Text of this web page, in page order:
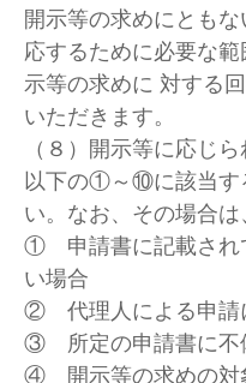
開示等の求めにとも
応するために必要な
示等の求めに 対する
いただきます。
（８）開示等に応じ
以下の①～⑩に該当す
い。なお、その場合
① 申請書に記載され
い場合
② 代理人による申請
③ 所定の申請書に不
④ 開示等の求めの対